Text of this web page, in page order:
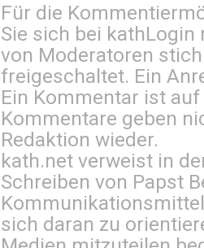
Für die
Sie sich bei kathLogin
von Moderatoren
freigeschaltet. Ein
Ein Kommentar ist
Kommentare geben
Redaktion wieder.
kath.net verweist in
Schreiben von Papst
sich daran zu